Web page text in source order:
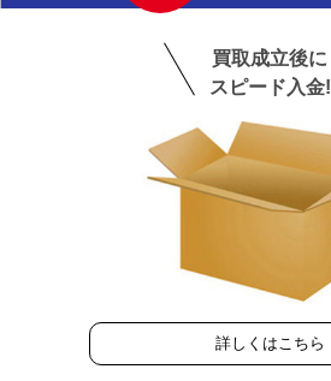
買取成立後に
スピード入金!
詳しくはこちら